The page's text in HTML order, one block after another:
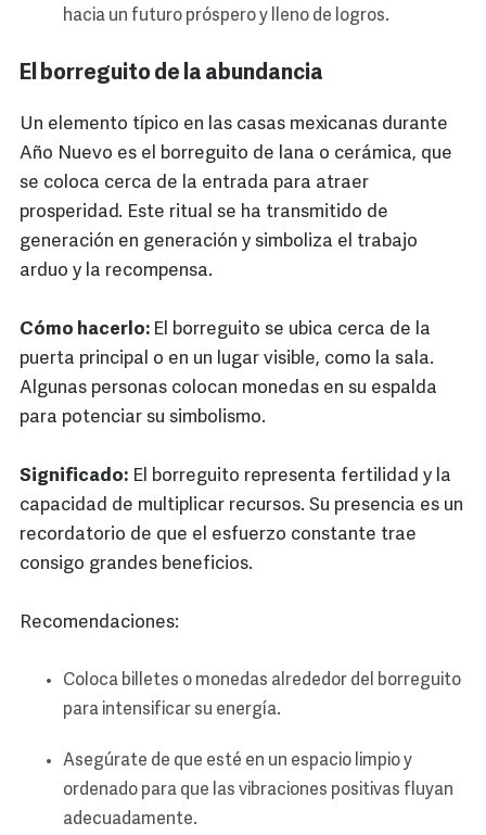
hacia un futuro próspero y lleno de logros.
El borreguito de la abundancia
Un elemento típico en las casas mexicanas durante
Año Nuevo es el borreguito de lana o cerámica, que
se coloca cerca de la entrada para atraer
prosperidad. Este ritual se ha transmitido de
generación en generación y simboliza el trabajo
arduo y la recompensa.
Cómo hacerlo: El borreguito se ubica cerca de la
puerta principal o en un lugar visible, como la sala.
Algunas personas colocan monedas en su espalda
para potenciar su simbolismo.
Significado: El borreguito representa fertilidad y la
capacidad de multiplicar recursos. Su presencia es un
recordatorio de que el esfuerzo constante trae
consigo grandes beneficios.
Recomendaciones:
Coloca billetes o monedas alrededor del borreguito
para intensificar su energía.
Asegúrate de que esté en un espacio limpio y
ordenado para que las vibraciones positivas fluyan
adecuadamente.